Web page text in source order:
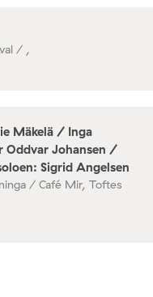
/ ,
Mäkelä / Inga
Oddvar Johansen /
Sigrid Angelsen
/ Café Mir, Toftes